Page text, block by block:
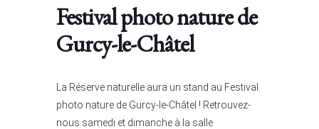
Festival photo nature de
Gurcy-le-Châtel
La Réserve naturelle aura un stand au Festival
photo nature de Gurcy-le-Châtel ! Retrouvez-
nous samedi et dimanche à la salle